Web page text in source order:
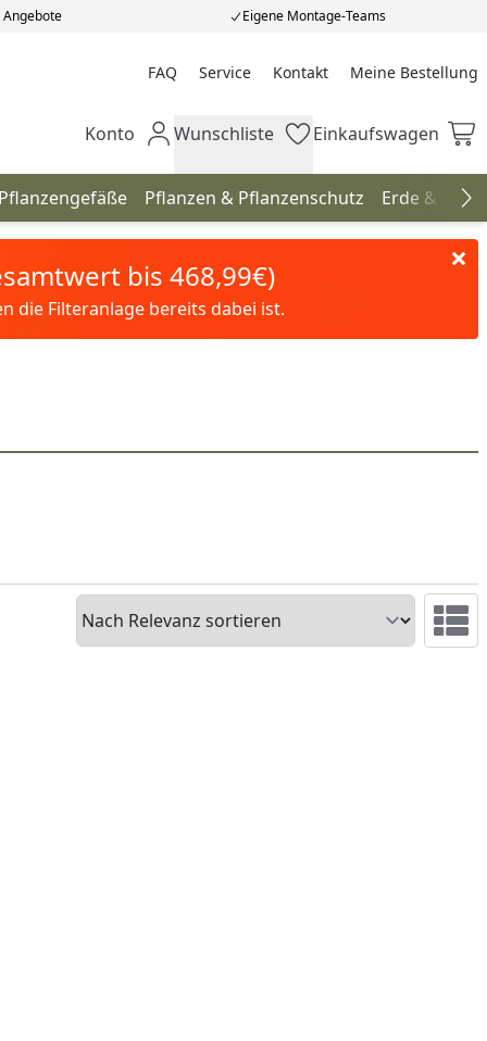
Eigene Montage-Teams
FAQ Service Kontakt Meine Bestellung
Meine Bestellung
Mein Konto
Konto Wunschliste
Wunschliste Einkaufswagen
Einkaufswagen
Pflanzen & Pflanzenschutz Erde &
bis 468,99€)
die Filteranlage bereits dabei ist.
Sortieren